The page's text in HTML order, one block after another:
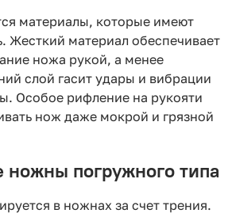
материалы, которые имеют
Жесткий материал обеспечивает
ножа рукой, а менее
слой гасит удары и вибрации
Особое рифление на рукояти
нож даже мокрой и грязной
ножны погружного типа
в ножнах за счет трения.